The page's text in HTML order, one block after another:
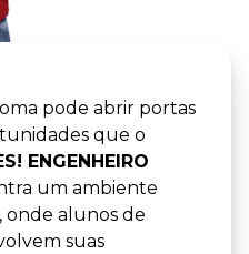
pode abrir portas
que o
ENGENHEIRO
um ambiente
onde alunos de
suas